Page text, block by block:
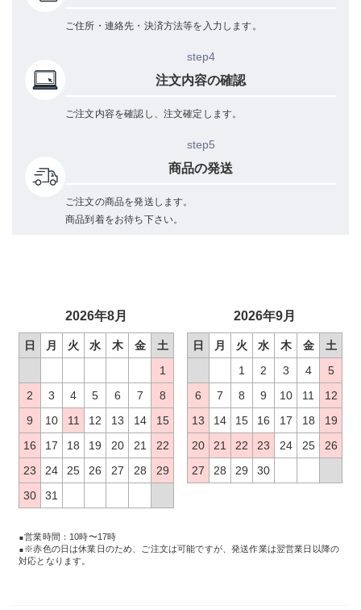
ご住所・連絡先・決済方法等を入力します。
step4
注文内容の確認
ご注文内容を確認し、注文確定します。
step5
商品の発送
ご注文の商品を発送します。
商品到着をお待ち下さい。
2026年8月
日 月 火 水 木 金
土
1
2
3 4 5 6 7
8
9
10 11 12 13 14
15
16
17 18 19 20 21
22
23
24 25 26 27 28
29
30
31
2026年9月
日 月 火 水 木 金
土
1
2 3 4
5
6
7 8 9 10 11
12
13
14 15 16 17 18
19
20
21 22 23 24 25
26
27
28 29 30
営業時間：10時〜17時
※赤色の日は休業日のため、ご注文は可能ですが、発送作業は翌営業日以降の
対応となります。